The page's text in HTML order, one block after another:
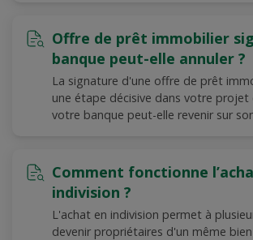
Offre de prêt immobilier
banque peut-elle annuler ?
La signature d'une offre de prêt
une étape décisive dans votre projet
votre banque peut-elle revenir sur
Comment fonctionne
indivision ?
L'achat en indivision permet à
devenir propriétaires d'un même